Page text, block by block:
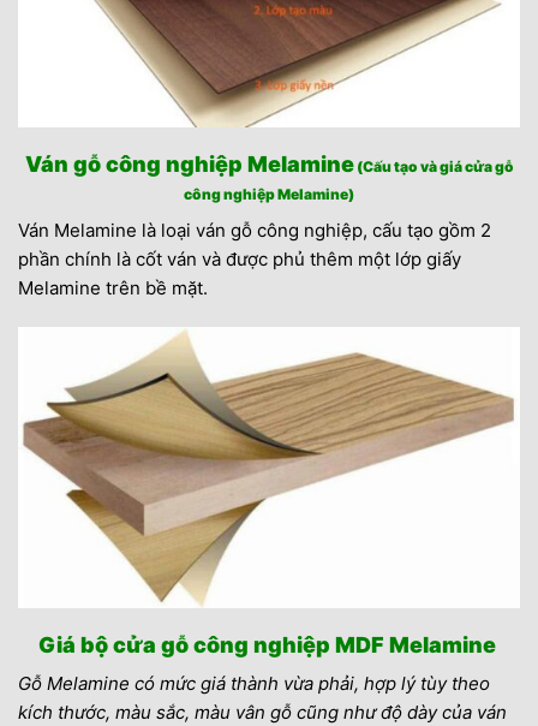
Ván gỗ công nghiệp Melamine(Cấu tạo và giá cửa gỗ
công nghiệp Melamine)
Ván Melamine là loại ván gỗ công nghiệp, cấu tạo gồm 2
phần chính là cốt ván và được phủ thêm một lớp giấy
Melamine trên bề mặt.
Giá bộ cửa gỗ công nghiệp MDF Melamine
Gỗ Melamine có mức giá thành vừa phải, hợp lý tùy theo
kích thước, màu sắc, màu vân gỗ cũng như độ dày của ván